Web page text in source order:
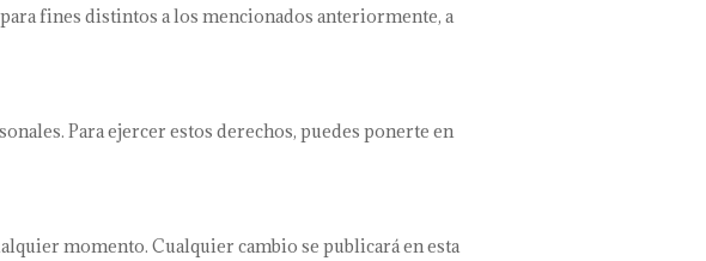
fines distintos a los mencionados anteriormente, a
Para ejercer estos derechos, puedes ponerte en
momento. Cualquier cambio se publicará en esta